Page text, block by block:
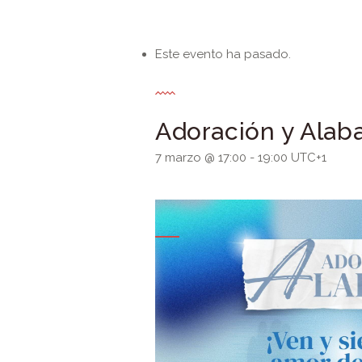
Este evento ha pasado.
Adoración y
7 marzo @ 17:00 - 19:00 UTC+1